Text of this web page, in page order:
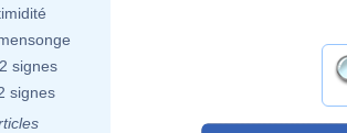
signes
signes